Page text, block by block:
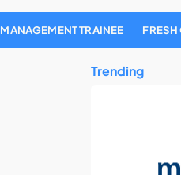
MANAGEMENT TRAINEE FRESH
Trending